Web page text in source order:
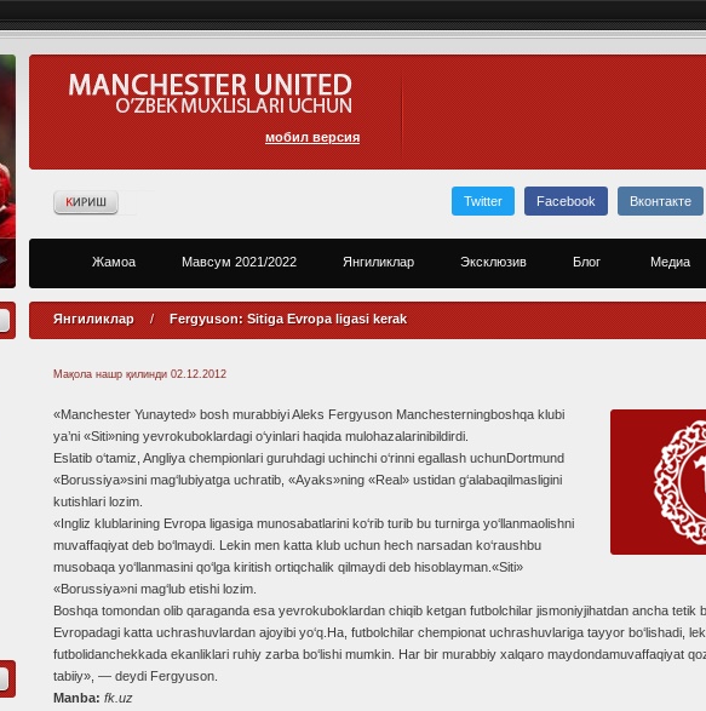
мобил версия
Twitter Facebook Вконтакте
Жамоа Мавсум 2021/2022 Янгиликлар Эксклюзив Блог Медиа
Янгиликлар / Fergyuson: Sitiga Evropa ligasi kerak
Мақола нашр қилинди 02.12.2012
«Manchester Yunayted» bosh murabbiyi Aleks Fergyuson Manchesterningboshqa klubi
ya’ni «Siti»ning yevrokuboklardagi o‘yinlari haqida mulohazalarinibildirdi.
Eslatib o‘tamiz, Angliya chempionlari guruhdagi uchinchi o‘rinni egallash uchunDortmund
«Borussiya»sini mag‘lubiyatga uchratib, «Ayaks»ning «Real» ustidan g‘alabaqilmasligini
kutishlari lozim.
«Ingliz klublarining Evropa ligasiga munosabatlarini ko‘rib turib bu turnirga yo‘llanmaolishni
muvaffaqiyat deb bo‘lmaydi. Lekin men katta klub uchun hech narsadan ko‘raushbu
musobaqa yo‘llanmasini qo‘lga kiritish ortiqchalik qilmaydi deb hisoblayman.«Siti»
«Borussiya»ni mag‘lub etishi lozim.
Boshqa tomondan olib qaraganda esa yevrokuboklardan chiqib ketgan futbolchilar jismoniyjihatdan ancha tetik
Evropadagi katta uchrashuvlardan ajoyibi yo‘q.Ha, futbolchilar chempionat uchrashuvlariga tayyor bo‘lishadi,
futbolidanchekkada ekanliklari ruhiy zarba bo‘lishi mumkin. Har bir murabbiy xalqaro maydondamuvaffaqiyat
tabiiy», — deydi Fergyuson.
Manba: fk.uz